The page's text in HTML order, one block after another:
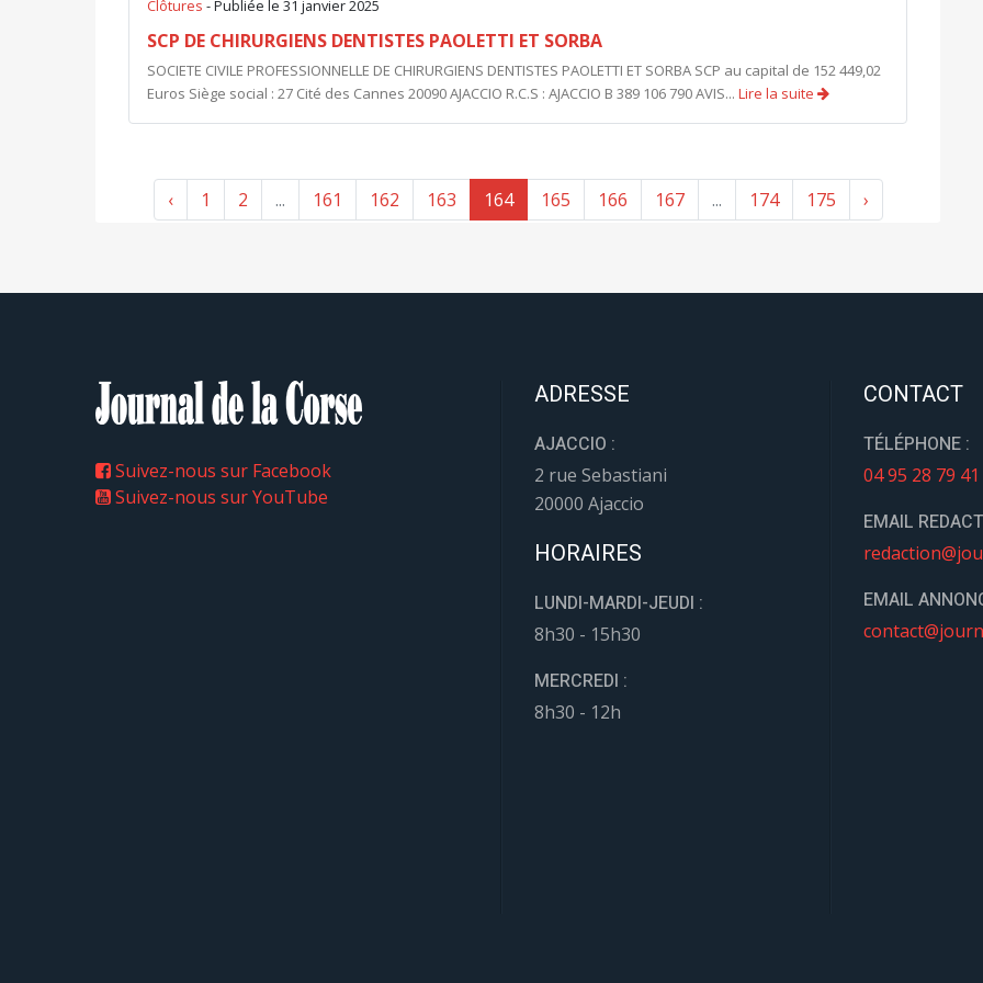
Clôtures - Publiée le 31 janvier 2025
SCP DE CHIRURGIENS DENTISTES PAOLETTI ET SORBA
SOCIETE CIVILE PROFESSIONNELLE DE CHIRURGIENS DENTISTES PAOLETTI ET SORBA SCP au capital de 152 449,02
Euros Siège social : 27 Cité des Cannes 20090 AJACCIO R.C.S : AJACCIO B 389 106 790 AVIS... Lire la suite
‹ 1 2 ... 161 162 163 164 165 166 167 ... 174 175 ›
Suivez-nous sur Facebook
Suivez-nous sur YouTube
ADRESSE
AJACCIO :
2 rue Sebastiani
20000 Ajaccio
HORAIRES
LUNDI-MARDI-JEUDI :
8h30 - 15h30
MERCREDI :
8h30 - 12h
CONTACT
TÉLÉPHONE :
04 95 28 79 41
EMAIL
EMAIL